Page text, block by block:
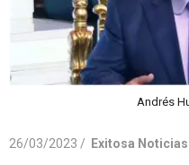
Andrés
26/03/2023 / Exitosa Noticias